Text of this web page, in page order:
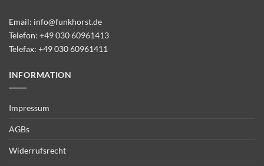
Email: info@funkhorst.de
Telefon: +49 030 60961413
Telefax: +49 030 60961411
INFORMATION
Impressum
AGBs
Widerrufsrecht